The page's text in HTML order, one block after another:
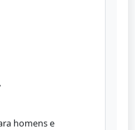
homens e